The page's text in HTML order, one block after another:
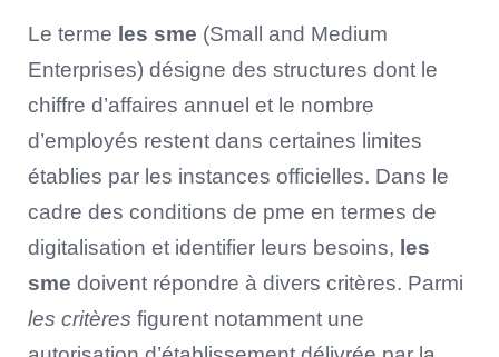
Le terme les sme (Small and Medium
Enterprises) désigne des structures dont le
chiffre d’affaires annuel et le nombre
d’employés restent dans certaines limites
établies par les instances officielles. Dans le
cadre des conditions de pme en termes de
digitalisation et identifier leurs besoins, les
sme doivent répondre à divers critères. Parmi
les critères figurent notamment une